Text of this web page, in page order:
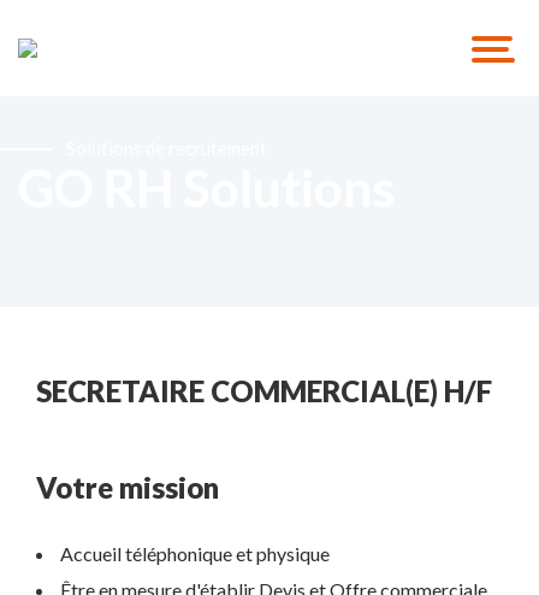
SECRETAIRE COMMERCIAL(E) H/F
Votre mission
Accueil téléphonique et physique
Être en mesure d'établir Devis et Offre commerciale